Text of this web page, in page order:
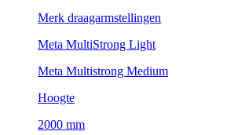
Merk draagarmstellingen
Meta MultiStrong Light
Meta Multistrong Medium
Hoogte
2000 mm